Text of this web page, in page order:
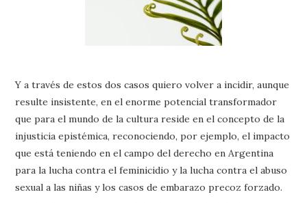
Y a través de estos dos casos quiero volver a incidir, aunque
resulte insistente, en el enorme potencial transformador
que para el mundo de la cultura reside en el concepto de la
injusticia epistémica, reconociendo, por ejemplo, el impacto
que está teniendo en el campo del derecho en Argentina
para la lucha contra el feminicidio y la lucha contra el abuso
sexual a las niñas y los casos de embarazo precoz forzado.